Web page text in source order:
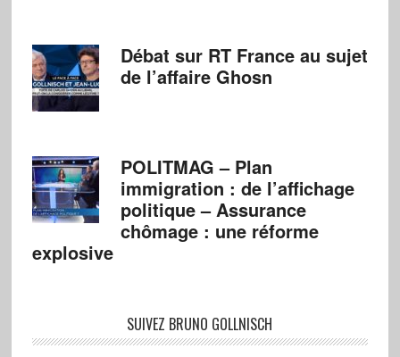
Débat sur RT France au sujet
de l’affaire Ghosn
POLITMAG – Plan
immigration : de l’affichage
politique – Assurance
chômage : une réforme
explosive
SUIVEZ BRUNO GOLLNISCH